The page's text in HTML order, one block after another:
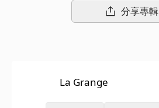
分享專輯
La Grange